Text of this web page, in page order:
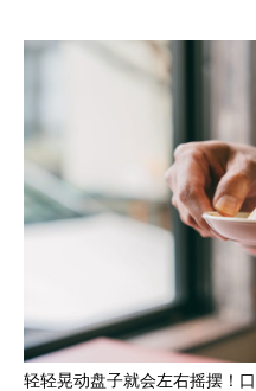
轻轻晃动盘子就会左右摇摆！